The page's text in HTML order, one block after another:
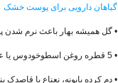
گیاهان دارویی برای پوست خشک
• گل همیشه بهار باعث نرم شدن
• 5 قطره روغن اسطوخودوس یا عصاره جوی دو سر را به آب وان اضافه کنید. بعد از حمام از روغن رقیق شده گل پامچال استفاده کنید.
• دم کرده بابونه، نعناع یا